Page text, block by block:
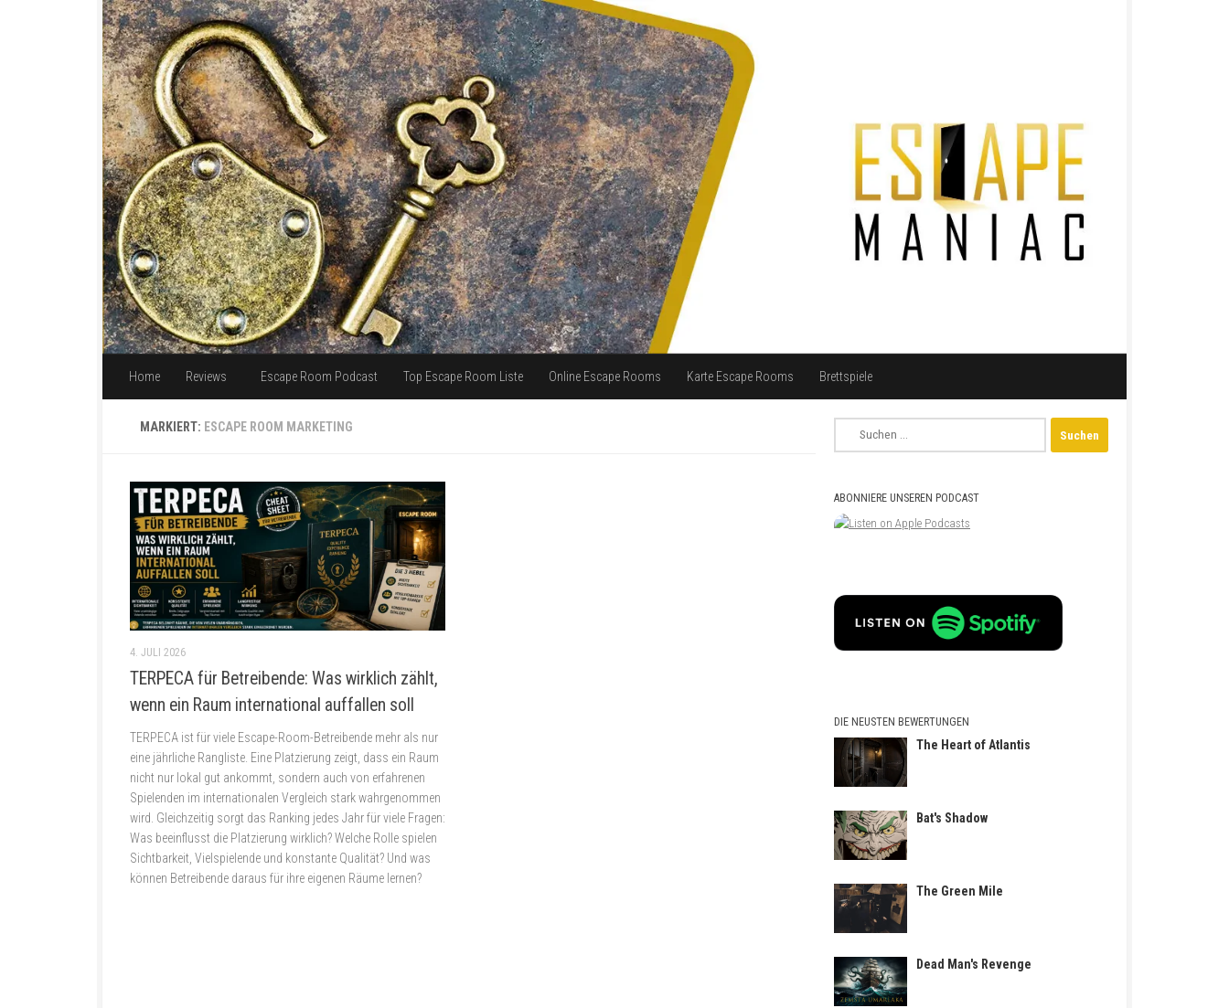
Unter dem Inhalt
Home Reviews Escape Room Podcast Top Escape Room Liste Online Escape Rooms Karte Escape Rooms Brettspiele
MARKIERT: ESCAPE ROOM MARKETING
4. JULI 2026
TERPECA für Betreibende: Was wirklich zählt,
wenn ein Raum international auffallen soll
TERPECA ist für viele Escape-Room-Betreibende mehr als nur
eine jährliche Rangliste. Eine Platzierung zeigt, dass ein Raum
nicht nur lokal gut ankommt, sondern auch von erfahrenen
Spielenden im internationalen Vergleich stark wahrgenommen
wird. Gleichzeitig sorgt das Ranking jedes Jahr für viele Fragen:
Was beeinflusst die Platzierung wirklich? Welche Rolle spielen
Sichtbarkeit, Vielspielende und konstante Qualität? Und was
können Betreibende daraus für ihre eigenen Räume lernen?
ABONNIERE UNSEREN PODCAST
DIE NEUSTEN BEWERTUNGEN
The Heart of Atlantis
Bat's Shadow
The Green Mile
Dead Man's Revenge